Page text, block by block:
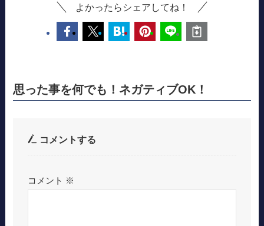
よかったらシェアしてね！
思った事を何でも！ネガティブOK！
コメントする
コメント ※